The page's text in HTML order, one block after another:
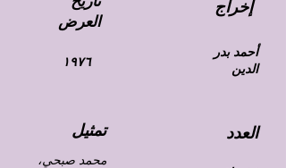
تمثيل العدد
العرض
إخراج
محمد صبحي،
١٩٧٦
أحمد بدر
الدين